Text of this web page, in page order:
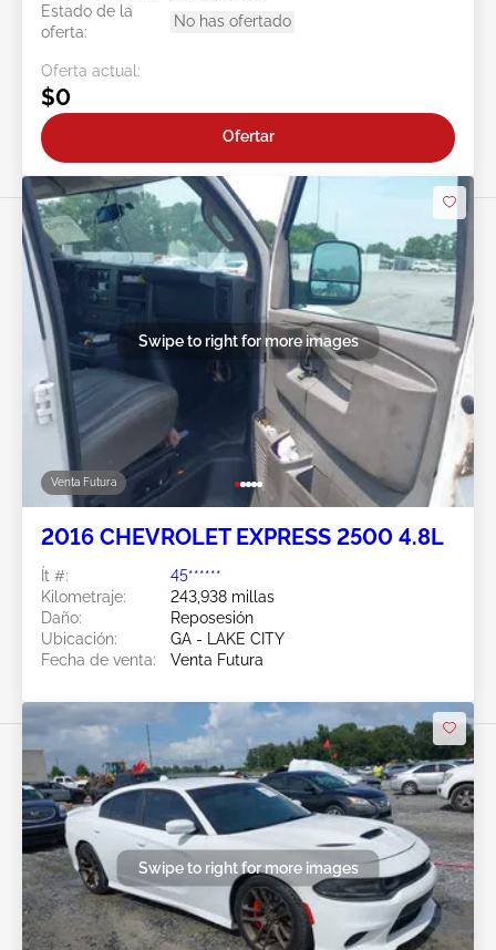
Estado de la
oferta:
No has ofertado
Oferta actual:
$0
Ofertar
Venta Futura
Swipe to right for more images
2016 CHEVROLET EXPRESS 2500 4.8L
Ít #:
45******
Kilometraje:
243,938 millas
Daño:
Reposesión
Ubicación:
GA - LAKE CITY
Fecha de venta:
Venta Futura
Swipe to right for more images